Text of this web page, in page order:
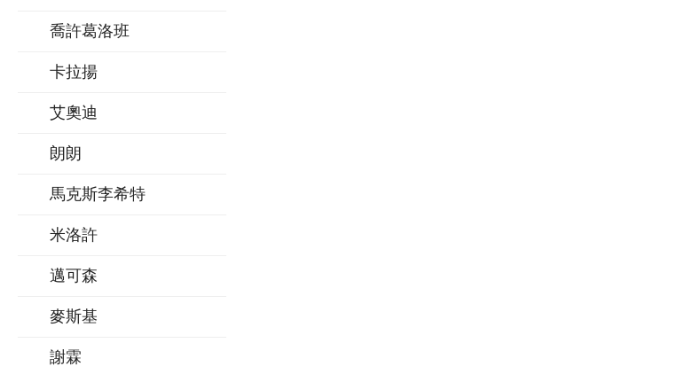
喬許葛洛班
卡拉揚
艾奧迪
朗朗
馬克斯李希特
米洛許
邁可森
麥斯基
謝霖